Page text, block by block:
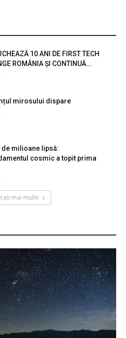
10 ANI DE FIRST TECH
ROMÂNIA ȘI CONTINUĂ...
mirosului dispare
de milioane lipsă:
cosmic a topit prima
mai multe